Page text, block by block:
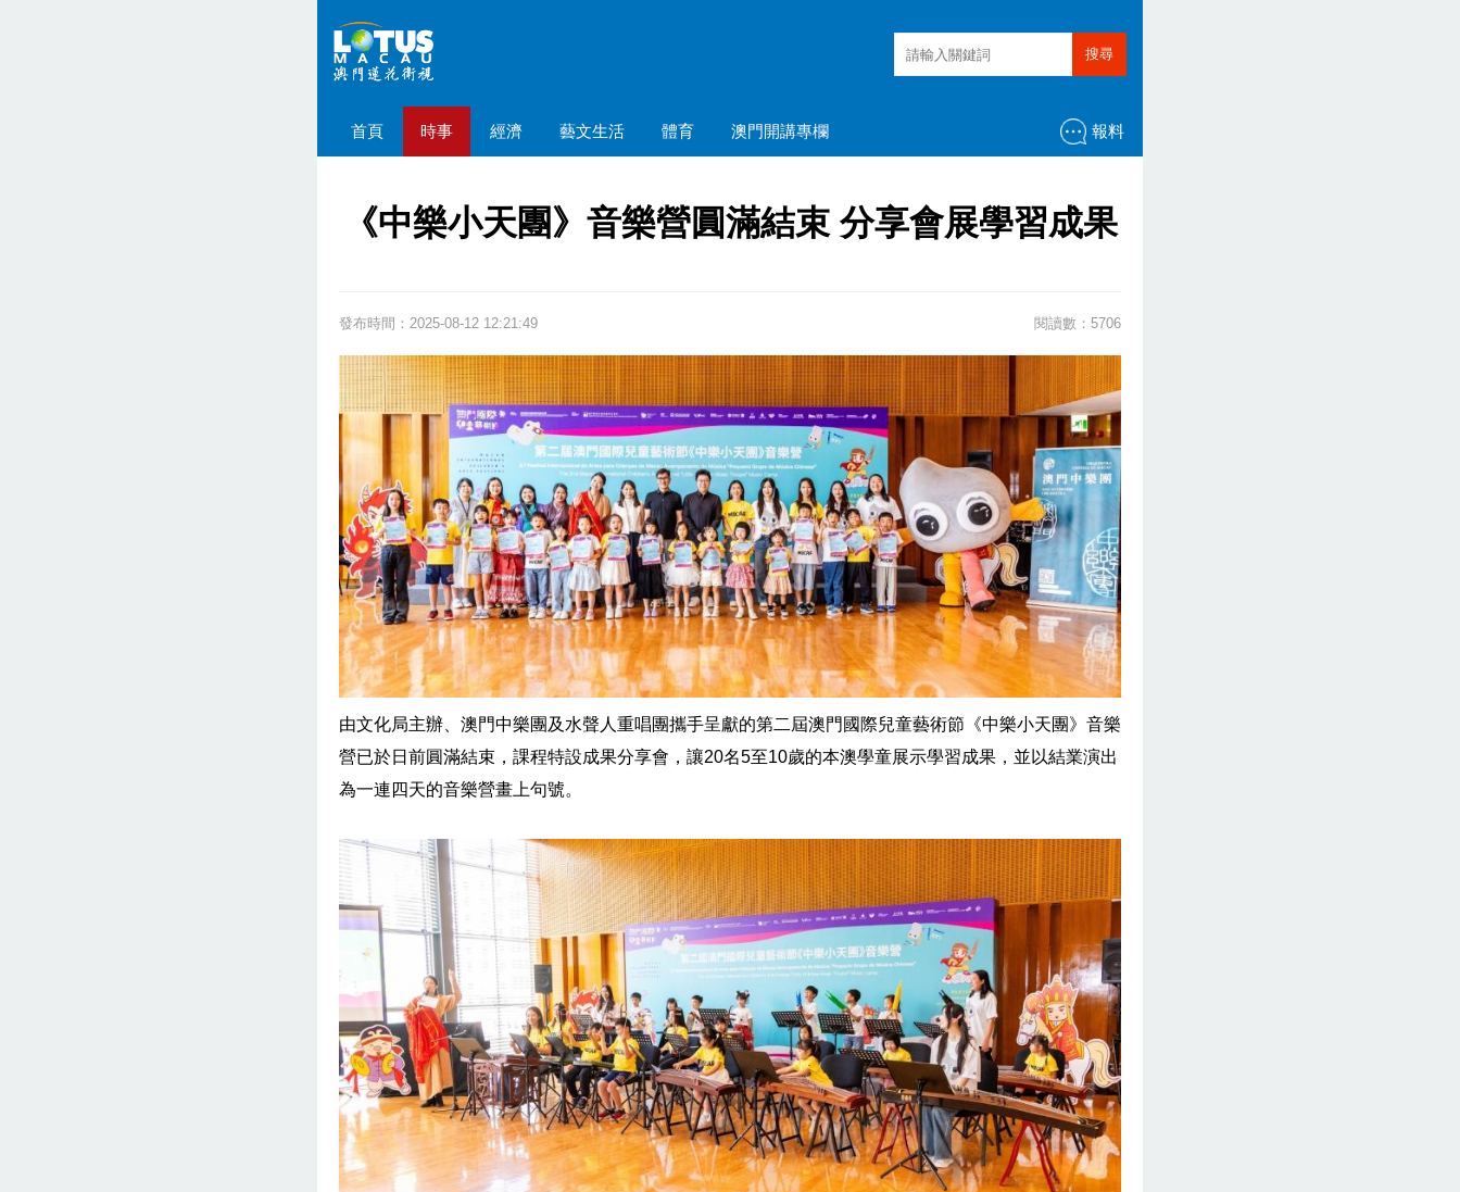
搜尋
首頁 時事 經濟 藝文生活 體育 澳門開講專欄 報料
《中樂小天團》音樂營圓滿結束 分享會展學習成果
發布時間：2025-08-12 12:21:49 閱讀數：5706
由文化局主辦、澳門中樂團及水聲人重唱團攜手呈獻的第二屆澳門國際兒童藝術節《中樂小天團》音樂
營已於日前圓滿結束，課程特設成果分享會，讓20名5至10歲的本澳學童展示學習成果，並以結業演出
為一連四天的音樂營畫上句號。